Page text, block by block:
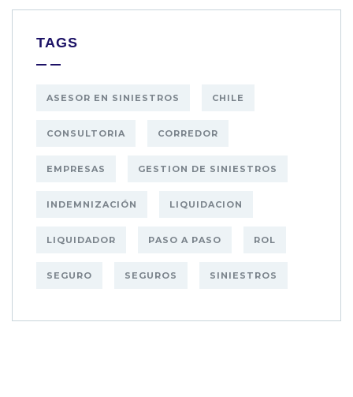
TAGS
ASESOR EN SINIESTROS CHILE
CONSULTORIA CORREDOR
EMPRESAS GESTION DE SINIESTROS
INDEMNIZACIÓN LIQUIDACION
LIQUIDADOR PASO A PASO ROL
SEGURO SEGUROS SINIESTROS